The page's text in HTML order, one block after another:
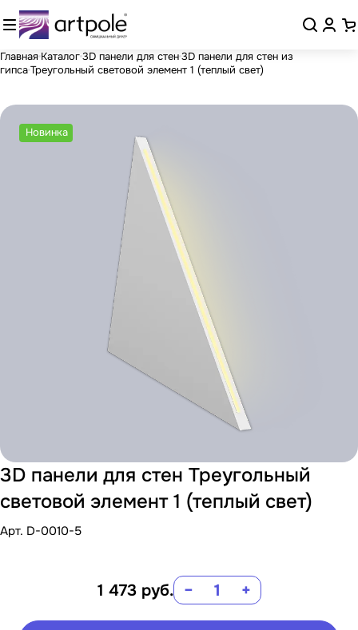
Главная Каталог3D панели для стен3D панели для стен из
гипсаТреугольный световой элемент 1 (теплый свет)
Новинка
3D панели для стен Треугольный
световой элемент 1 (теплый свет)
Арт. D-0010-5
1 473 руб. − +